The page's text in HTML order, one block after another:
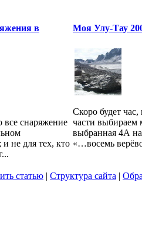
в
все снаряжение
не для тех, кто
Моя Улу-Тау
Скоро будет
части выбираем
выбранная 4А
«…восемь
статью | Структура сайта |